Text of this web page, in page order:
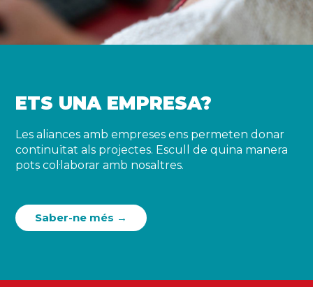
ETS UNA EMPRESA?
Les aliances amb empreses ens permeten donar
continuïtat als projectes. Escull de quina manera
pots col·laborar amb nosaltres.
Saber-ne més →